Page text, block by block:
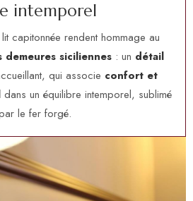
e intemporel
capitonnée rendent hommage au
siciliennes: un détail
qui associe confort et
dans un équilibre intemporel, sublimé
le fer forgé.